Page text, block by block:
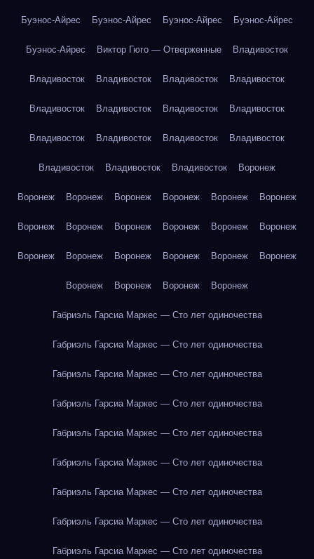
Буэнос-Айрес Буэнос-Айрес Буэнос-Айрес Буэнос-Айрес
Буэнос-Айрес Виктор Гюго — Отверженные Владивосток
Владивосток Владивосток Владивосток Владивосток
Владивосток Владивосток Владивосток Владивосток
Владивосток Владивосток Владивосток Владивосток
Владивосток Владивосток Владивосток Воронеж
Воронеж Воронеж Воронеж Воронеж Воронеж Воронеж
Воронеж Воронеж Воронеж Воронеж Воронеж Воронеж
Воронеж Воронеж Воронеж Воронеж Воронеж Воронеж
Воронеж Воронеж Воронеж Воронеж
Габриэль Гарсиа Маркес — Сто лет одиночества
Габриэль Гарсиа Маркес — Сто лет одиночества
Габриэль Гарсиа Маркес — Сто лет одиночества
Габриэль Гарсиа Маркес — Сто лет одиночества
Габриэль Гарсиа Маркес — Сто лет одиночества
Габриэль Гарсиа Маркес — Сто лет одиночества
Габриэль Гарсиа Маркес — Сто лет одиночества
Габриэль Гарсиа Маркес — Сто лет одиночества
Габриэль Гарсиа Маркес — Сто лет одиночества